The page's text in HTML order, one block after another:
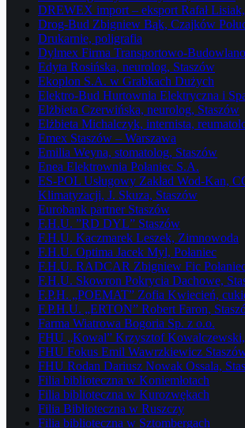
DREWEX import – eksport Rafał Lisiak,
Drog-Bud Zbigniew Bąk, Czajków
Drukarnie, poligrafia
Dylmex Firma Transportowo-
Edyta Rosińska, neurolog, Staszów
Ekoplon S.A. w Grabkach Dużych
Elektro-Bud Hurtownia Elektryczna i
Elżbieta Czerwińska, neurolog, Staszów
Elżbieta Michalczyk, internista,
Emex Staszów – Warszawa
Emilia Weyna, stomatolog, Staszów
Enea Elektrownia Połaniec S.A.
ES-POL Usługowy Zakład Wod-Kan,
Klimatyzacji, J. Skuza, Staszów
Eurobank partner Staszów
F.H.U. ”RD DYL” Staszów
F.H.U. Kaczmarek Leszek, Zimnowoda
F.H.U. Optima Jacek Myl, Połaniec
F.H.U. RADCAR Zbigniew Fic
F.H.U. Skowron Pokrycia Dachowe,
F.P.H. „POEMAT” Zofia Kwiecień,
F.P.H.U. „ERTON” Robert Faron,
Farma Wiatrowa Bogoria Sp. z o.o.
FHU „Kowal” Krzysztof
FHU Fokus Emil Wawrzkiewicz
FHU Rodan Dariusz Nowak Ossala,
Filia biblioteczna w Koniemłotach
Filia biblioteczna w Kurozwękach
Filia Biblioteczna w Ruszczy
Filia biblioteczna w Sztombergach